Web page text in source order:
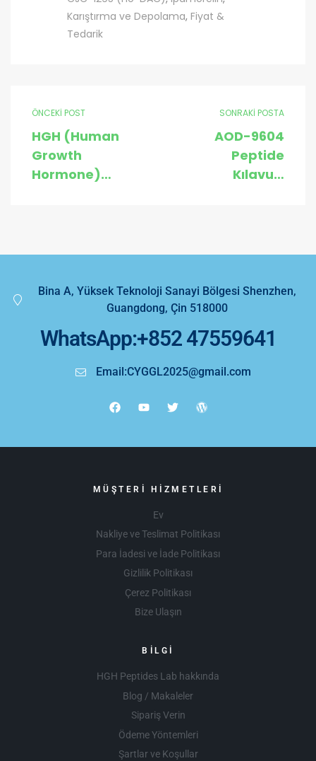
Karıştırma ve Depolama, Fiyat &
Tedarik
ÖNCEKİ POST
HGH (Human
Growth
Hormone)
ve Satın Alma
SONRAKİ POSTA
AOD-9604
Peptide
Kılavuz:
İpuçları
Bina A, Yüksek Teknoloji Sanayi Bölgesi Shenzhen,
Guangdong, Çin 518000
WhatsApp:+852 47559641
Email:CYGGL2025@gmail.com
MÜŞTERI HIZMETLERI
Ev
Nakliye ve Teslimat Politikası
Para İadesi ve İade Politikası
Gizlilik Politikası
Çerez Politikası
Bize Ulaşın
BILGI
HGH Peptides Lab hakkında
Blog / Makaleler
Sipariş Verin
Ödeme Yöntemleri
Şartlar ve Koşullar